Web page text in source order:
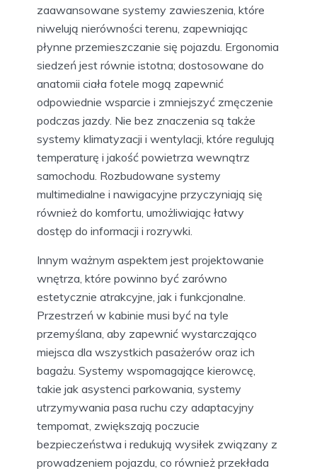
zaawansowane systemy zawieszenia, które
niwelują nierówności terenu, zapewniając
płynne przemieszczanie się pojazdu. Ergonomia
siedzeń jest równie istotna; dostosowane do
anatomii ciała fotele mogą zapewnić
odpowiednie wsparcie i zmniejszyć zmęczenie
podczas jazdy. Nie bez znaczenia są także
systemy klimatyzacji i wentylacji, które regulują
temperaturę i jakość powietrza wewnątrz
samochodu. Rozbudowane systemy
multimedialne i nawigacyjne przyczyniają się
również do komfortu, umożliwiając łatwy
dostęp do informacji i rozrywki.
Innym ważnym aspektem jest projektowanie
wnętrza, które powinno być zarówno
estetycznie atrakcyjne, jak i funkcjonalne.
Przestrzeń w kabinie musi być na tyle
przemyślana, aby zapewnić wystarczająco
miejsca dla wszystkich pasażerów oraz ich
bagażu. Systemy wspomagające kierowcę,
takie jak asystenci parkowania, systemy
utrzymywania pasa ruchu czy adaptacyjny
tempomat, zwiększają poczucie
bezpieczeństwa i redukują wysiłek związany z
prowadzeniem pojazdu, co również przekłada